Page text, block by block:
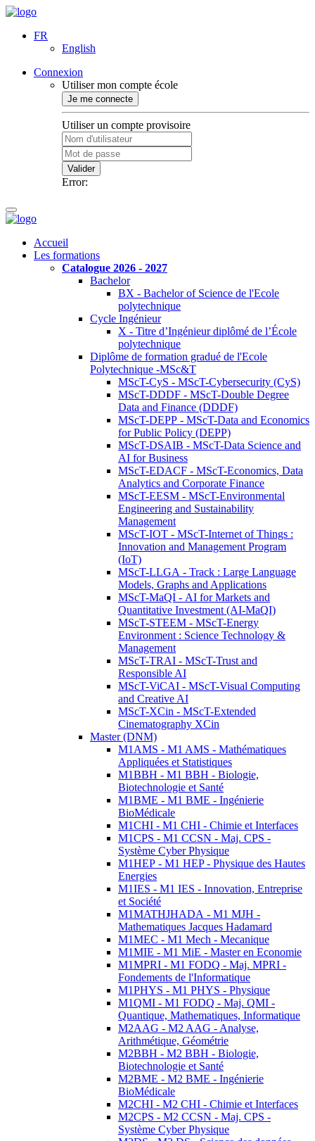
FR
English
Connexion
Utiliser mon compte école
Je me connecte
Utiliser un compte provisoire
Valider
Error:
Accueil
Les formations
Catalogue 2026 - 2027
Bachelor
BX - Bachelor of Science de l'Ecole
polytechnique
Cycle Ingénieur
X - Titre d’Ingénieur diplômé de l’École
polytechnique
Diplôme de formation gradué de l'Ecole
Polytechnique -MSc&T
MScT-CyS - MScT-Cybersecurity (CyS)
MScT-DDDF - MScT-Double Degree
Data and Finance (DDDF)
MScT-DEPP - MScT-Data and Economics
for Public Policy (DEPP)
MScT-DSAIB - MScT-Data Science and
AI for Business
MScT-EDACF - MScT-Economics, Data
Analytics and Corporate Finance
MScT-EESM - MScT-Environmental
Engineering and Sustainability
Management
MScT-IOT - MScT-Internet of Things :
Innovation and Management Program
(IoT)
MScT-LLGA - Track : Large Language
Models, Graphs and Applications
MScT-MaQI - AI for Markets and
Quantitative Investment (AI-MaQI)
MScT-STEEM - MScT-Energy
Environment : Science Technology &
Management
MScT-TRAI - MScT-Trust and
Responsible AI
MScT-ViCAI - MScT-Visual Computing
and Creative AI
MScT-XCin - MScT-Extended
Cinematography XCin
Master (DNM)
M1AMS - M1 AMS - Mathématiques
Appliquées et Statistiques
M1BBH - M1 BBH - Biologie,
Biotechnologie et Santé
M1BME - M1 BME - Ingénierie
BioMédicale
M1CHI - M1 CHI - Chimie et Interfaces
M1CPS - M1 CCSN - Maj. CPS -
Système Cyber Physique
M1HEP - M1 HEP - Physique des Hautes
Energies
M1IES - M1 IES - Innovation, Entreprise
et Société
M1MATHJHADA - M1 MJH -
Mathematiques Jacques Hadamard
M1MEC - M1 Mech - Mecanique
M1MIE - M1 MiE - Master en Economie
M1MPRI - M1 FODQ - Maj. MPRI -
Fondements de l'Informatique
M1PHYS - M1 PHYS - Physique
M1QMI - M1 FODQ - Maj. QMI -
Quantique, Mathematiques, Informatique
M2AAG - M2 AAG - Analyse,
Arithmétique, Géométrie
M2BBH - M2 BBH - Biologie,
Biotechnologie et Santé
M2BME - M2 BME - Ingénierie
BioMédicale
M2CHI - M2 CHI - Chimie et Interfaces
M2CPS - M2 CCSN - Maj. CPS -
Système Cyber Physique